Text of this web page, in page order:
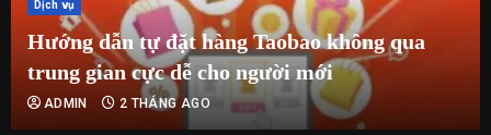
Dịch vụ
Hướng dẫn tự đặt hàng Taobao không qua
trung gian cực dễ cho người mới
ADMIN 2 THÁNG AGO